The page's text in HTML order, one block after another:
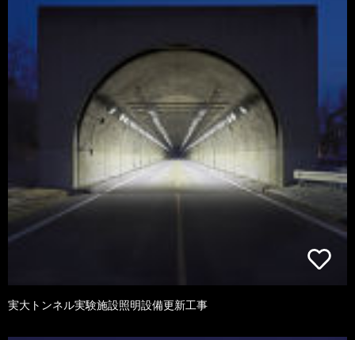
実大トンネル実験施設照明設備更新工事